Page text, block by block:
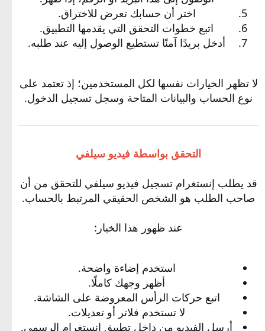
اختر أن حسابك تعرض للاختراق.
اتبع خطوات التحقق التي يقدمها التطبيق.
أدخل بريدًا آمنًا تستطيع الوصول إليه عند طلبه.
لا تظهر الخيارات نفسها لكل المستخدمين؛ إذ تعتمد على
نوع الحساب والبيانات المتاحة وسجل تسجيل الدخول.
التحقق بواسطة فيديو سيلفي
قد يطلب إنستغرام تسجيل فيديو سيلفي للتحقق من أن
صاحب الطلب هو الشخص الحقيقي المرتبط بالحساب.
عند ظهور هذا الخيار:
استخدم إضاءة واضحة.
أظهر وجهك كاملًا.
اتبع حركات الرأس المعروضة على الشاشة.
لا تستخدم فلاتر أو تعديلات.
أرسل الفيديو من داخل تطبيق إنستغرام الرسمي.